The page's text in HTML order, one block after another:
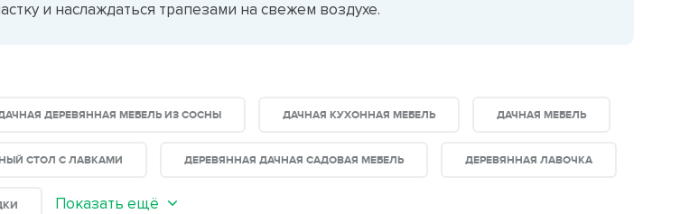
и наслаждаться трапезами на свежем воздухе.
ДЕРЕВЯННАЯ МЕБЕЛЬ ИЗ СОСНЫ ДАЧНАЯ КУХОННАЯ МЕБЕЛЬ ДАЧНАЯ МЕБЕЛЬ
СТОЛ С ЛАВКАМИ ДЕРЕВЯННАЯ ДАЧНАЯ САДОВАЯ МЕБЕЛЬ ДЕРЕВЯННАЯ ЛАВОЧКА
Показать ещё